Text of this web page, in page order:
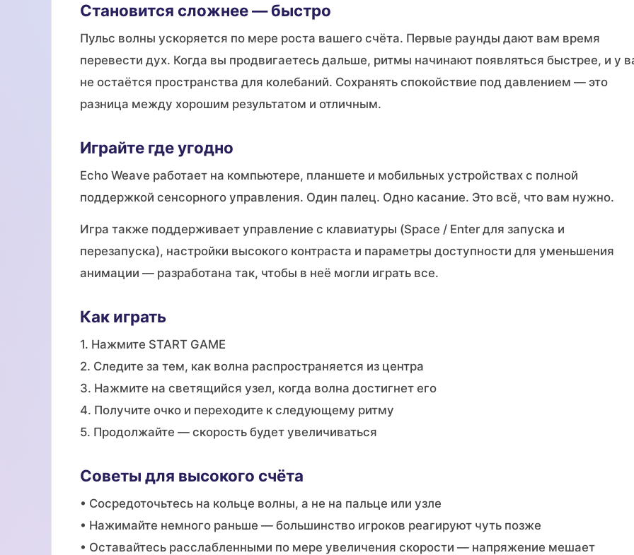
Становится сложнее — быстро
Пульс волны ускоряется по мере роста вашего счёта. Первые раунды дают вам время
перевести дух. Когда вы продвигаетесь дальше, ритмы начинают появляться быстрее, и у
не остаётся пространства для колебаний. Сохранять спокойствие под давлением — это
разница между хорошим результатом и отличным.
Играйте где угодно
Echo Weave работает на компьютере, планшете и мобильных устройствах с полной
поддержкой сенсорного управления. Один палец. Одно касание. Это всё, что вам нужно.
Игра также поддерживает управление с клавиатуры (Space / Enter для запуска и
перезапуска), настройки высокого контраста и параметры доступности для уменьшения
анимации — разработана так, чтобы в неё могли играть все.
Как играть
1. Нажмите START GAME
2. Следите за тем, как волна распространяется из центра
3. Нажмите на светящийся узел, когда волна достигнет его
4. Получите очко и переходите к следующему ритму
5. Продолжайте — скорость будет увеличиваться
Советы для высокого счёта
• Сосредоточьтесь на кольце волны, а не на пальце или узле
• Нажимайте немного раньше — большинство игроков реагируют чуть позже
• Оставайтесь расслабленными по мере увеличения скорости — напряжение мешает